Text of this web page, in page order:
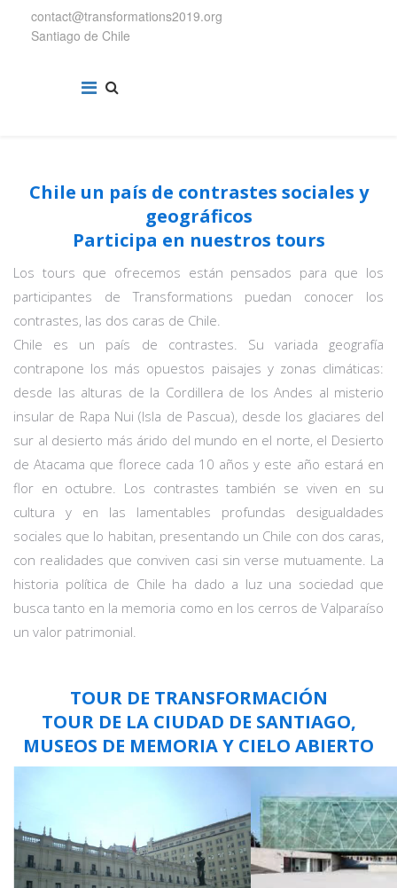
contact@transformations2019.org
Santiago de Chile
Chile un país de contrastes sociales y
geográficos
Participa en nuestros tours
Los tours que ofrecemos están pensados para que los
participantes de Transformations puedan conocer los
contrastes, las dos caras de Chile.
Chile es un país de contrastes. Su variada geografía
contrapone los más opuestos paisajes y zonas climáticas:
desde las alturas de la Cordillera de los Andes al misterio
insular de Rapa Nui (Isla de Pascua), desde los glaciares del
sur al desierto más árido del mundo en el norte, el Desierto
de Atacama que florece cada 10 años y este año estará en
flor en octubre. Los contrastes también se viven en su
cultura y en las lamentables profundas desigualdades
sociales que lo habitan, presentando un Chile con dos caras,
con realidades que conviven casi sin verse mutuamente. La
historia política de Chile ha dado a luz una sociedad que
busca tanto en la memoria como en los cerros de Valparaíso
un valor patrimonial.
TOUR DE TRANSFORMACIÓN
TOUR DE LA CIUDAD DE SANTIAGO,
MUSEOS DE MEMORIA Y CIELO ABIERTO